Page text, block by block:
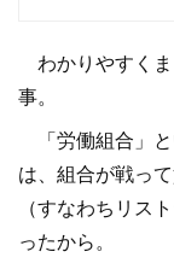
わかりやすく
事。
「労働組合」
は、組合が戦っ
（すなわちリス
ったから。